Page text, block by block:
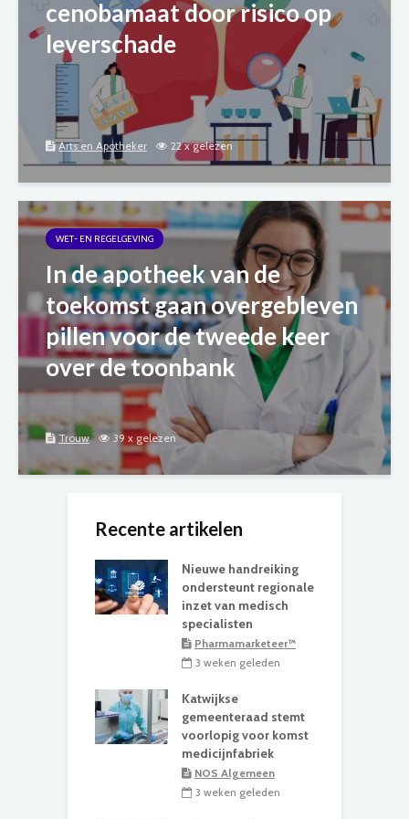
cenobamaat door risico op
leverschade
Arts en Apotheker 22 x gelezen
WET- EN REGELGEVING
In de apotheek van de
toekomst gaan overgebleven
pillen voor de tweede keer
over de toonbank
Trouw 39 x gelezen
Recente artikelen
Nieuwe handreiking
ondersteunt regionale
inzet van medisch
specialisten
Pharmamarketeer™
3 weken geleden
Katwijkse
gemeenteraad stemt
voorlopig voor komst
medicijnfabriek
NOS Algemeen
3 weken geleden